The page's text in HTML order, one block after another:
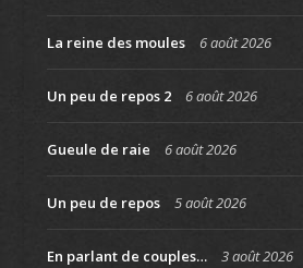
La reine des moules 6 août 2026
Un peu de repos 2 6 août 2026
Gueule de raie 6 août 2026
Un peu de repos 5 août 2026
En parlant de couples… 3 août 2026